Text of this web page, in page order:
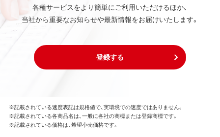
各種サービスをより簡単にご利用いただけるほか、
当社から重要なお知らせや最新情報をお届けいたします。
登録する
※記載されている速度表記は規格値で、実環境での速度ではありません。
※記載されている各商品名は、一般に各社の商標または登録商標です。
※記載されている価格は、希望小売価格です。